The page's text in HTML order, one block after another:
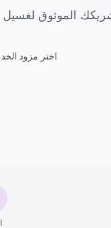
الموثوق لغسيل
اختر مزود